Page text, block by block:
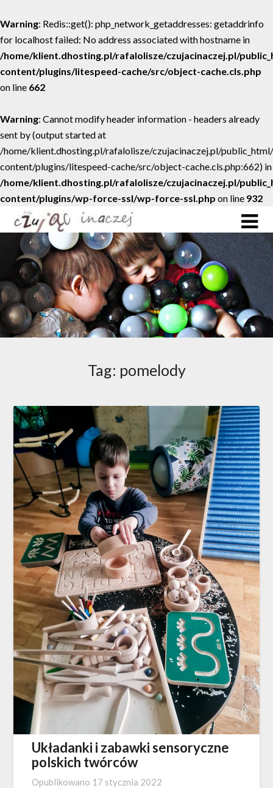
Warning: Redis::get(): php_network_getaddresses: getaddrinfo
for localhost failed: No address associated with hostname in
/home/klient.dhosting.pl/rafalolisze/czujacinaczej.pl/
content/plugins/litespeed-cache/src/object-cache.cls.php
on line 662
Warning: Cannot modify header information - headers already
sent by (output started at
/home/klient.dhosting.pl/rafalolisze/czujacinaczej.pl/
content/plugins/litespeed-cache/src/object-cache.cls.php:662) in
/home/klient.dhosting.pl/rafalolisze/czujacinaczej.pl/
content/plugins/wp-force-ssl/wp-force-ssl.php on line 932
Tag: pomelody
Układanki i zabawki sensoryczne
polskich twórców
Opublikowano 17 stycznia 2022